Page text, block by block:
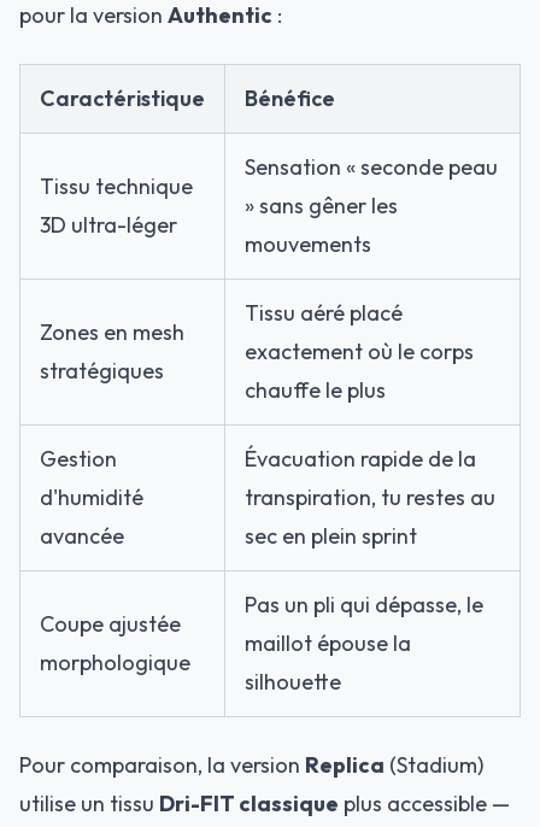
pour la version Authentic :
Caractéristique Bénéfice
Tissu technique
3D ultra-léger
Sensation « seconde peau
» sans gêner les
mouvements
Zones en mesh
stratégiques
Tissu aéré placé
exactement où le corps
chauffe le plus
Gestion
d'humidité
avancée
Évacuation rapide de la
transpiration, tu restes au
sec en plein sprint
Coupe ajustée
morphologique
Pas un pli qui dépasse, le
maillot épouse la
silhouette
Pour comparaison, la version Replica (Stadium)
utilise un tissu Dri-FIT classique plus accessible —